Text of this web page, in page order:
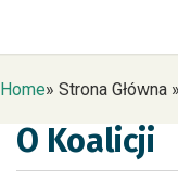
Home» Strona Główna »
O Koalicji